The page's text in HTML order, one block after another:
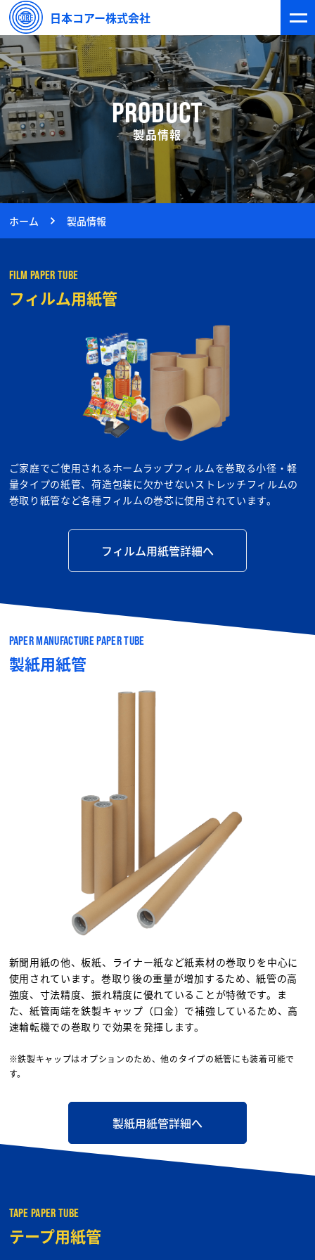
日本コアー株式会社
PRODUCT
製品情報
ホーム 製品情報
FILM PAPER TUBE
フィルム用紙管
ご家庭でご使用されるホームラップフィルムを巻取る小径・軽
量タイプの紙管、荷造包装に欠かせないストレッチフィルムの
巻取り紙管など各種フィルムの巻芯に使用されています。
フィルム用紙管詳細へ
PAPER MANUFACTURE PAPER TUBE
製紙用紙管
新聞用紙の他、板紙、ライナー紙など紙素材の巻取りを中心に
使用されています。巻取り後の重量が増加するため、紙管の高
強度、寸法精度、振れ精度に優れていることが特徴です。ま
た、紙管両端を鉄製キャップ（口金）で補強しているため、高
速輪転機での巻取りで効果を発揮します。
※鉄製キャップはオプションのため、他のタイプの紙管にも装着可能で
す。
製紙用紙管詳細へ
TAPE PAPER TUBE
テープ用紙管